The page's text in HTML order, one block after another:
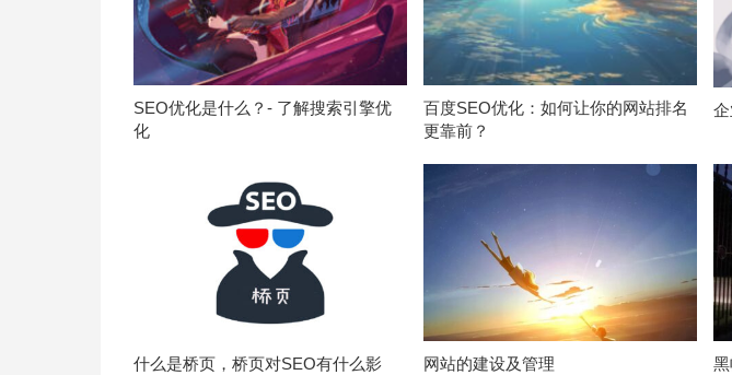
SEO优化是什么？- 了解搜索引擎优
化
百度SEO优化：如何让你的网站排名
更靠前？
什么是桥页，桥页对SEO有什么影
网站的建设及管理